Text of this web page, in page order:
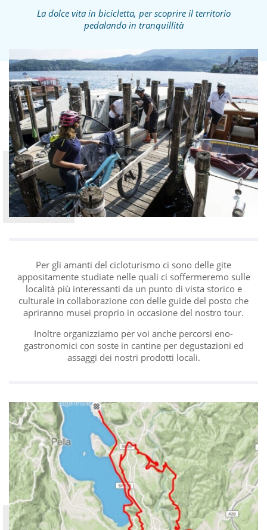
La dolce vita in bicicletta, per scoprire il territorio
pedalando in tranquillità
Per gli amanti del cicloturismo ci sono delle gite
appositamente studiate nelle quali ci soffermeremo sulle
località più interessanti da un punto di vista storico e
culturale in collaborazione con delle guide del posto che
apriranno musei proprio in occasione del nostro tour.
Inoltre organizziamo per voi anche percorsi eno-
gastronomici con soste in cantine per degustazioni ed
assaggi dei nostri prodotti locali.